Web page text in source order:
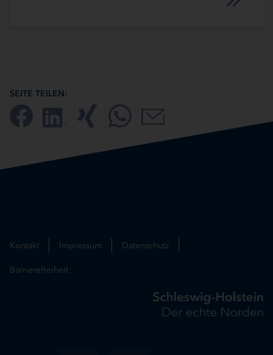
SEITE TEILEN:
Kontakt Impressum Datenschutz
Barrierefreiheit